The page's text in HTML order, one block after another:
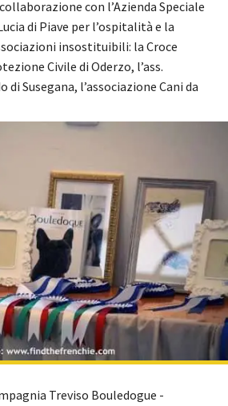
con l’Azienda Speciale
di Piave per l’ospitalità e la
insostituibili: la Croce
Civile di Oderzo, l’ass.
di Susegana, l’associazione Cani da
Treviso Bouledogue -